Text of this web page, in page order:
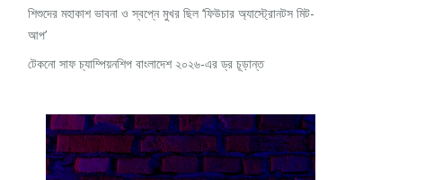
শিশুদের মহাকাশ ভাবনা ও স্বপ্নে মুখর ছিল ‘ফিউচার অ্যাস্ট্রোনটস মিট-
আপ’
টেকনো সাফ চ্যাম্পিয়নশিপ বাংলাদেশ ২০২৬-এর ড্র চূড়ান্ত